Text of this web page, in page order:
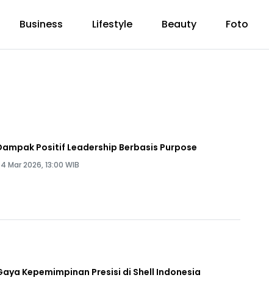
Business Lifestyle Beauty Foto
Positif Leadership Berbasis Purpose
Mar 2026, 13:00 WIB
Kepemimpinan Presisi di Shell Indonesia